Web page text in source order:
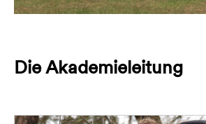
Die Akademieleitung